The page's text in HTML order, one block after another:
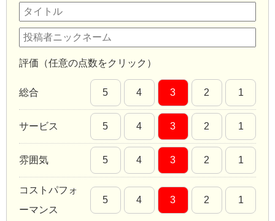
評価（任意の点数をクリック）
総合 5 4 3 2 1
サービス 5 4 3 2 1
雰囲気 5 4 3 2 1
コストパフォ
ーマンス
5 4 3 2 1